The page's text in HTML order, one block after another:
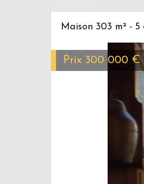
Maison 303 m² -
Prix 300 000 €